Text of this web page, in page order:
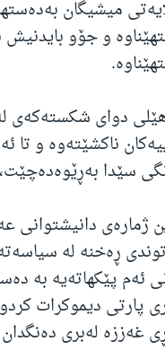
دوای شکستەکەی
ناکشێتەوە و تا
ژمارەی دانیشتوانی
ڕەخنە لە
ئەم پێکهاتەیە بە
پارتی دیموکرات
غەززە لەبری